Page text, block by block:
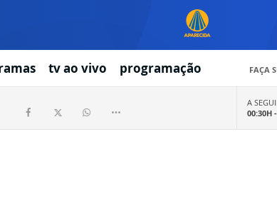
tv ao vivo programação FAÇA
A
00:30H -